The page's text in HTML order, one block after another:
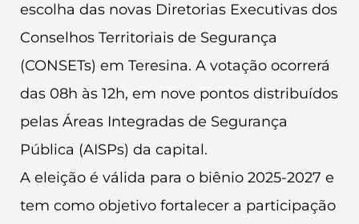
escolha das novas Diretorias Executivas dos
Conselhos Territoriais de Segurança
(CONSETs) em Teresina. A votação ocorrerá
das 08h às 12h, em nove pontos distribuídos
pelas Áreas Integradas de Segurança
Pública (AISPs) da capital.
A eleição é válida para o biênio 2025-2027 e
tem como objetivo fortalecer a participação